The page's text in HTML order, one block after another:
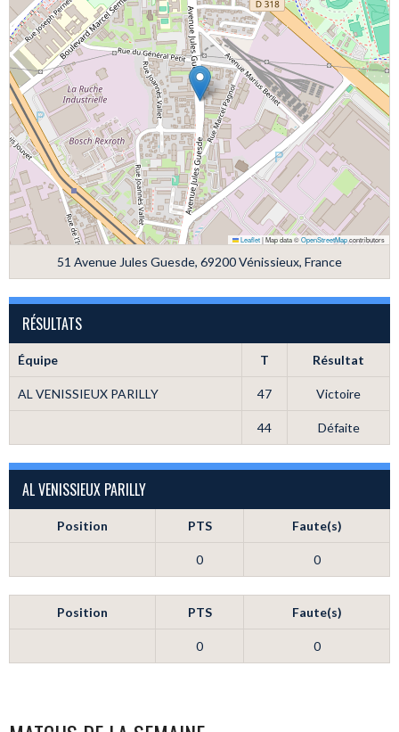
Leaflet|Map data ©OpenStreetMapcontributors
51 Avenue Jules Guesde, 69200 Vénissieux, France
RÉSULTATS
Équipe T Résultat
AL VENISSIEUX PARILLY 47 Victoire
44 Défaite
AL VENISSIEUX PARILLY
Position PTS Faute(s)
0 0
Position PTS Faute(s)
0 0